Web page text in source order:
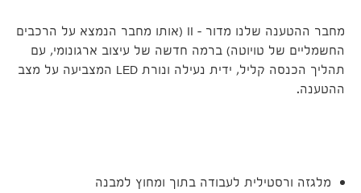
מחבר ההטענה שלנו מדור – II (אותו מחבר הנמצא על הרכבים
החשמליים של טויוטה) ברמה חדשה של עיצוב ארגונומי, עם
תהליך הכנסה קליל, ידית נעילה ונורת LED המצביעה על מצב
ההטענה.
מלגזה ורסטילית לעבודה בתוך ומחוץ למבנה